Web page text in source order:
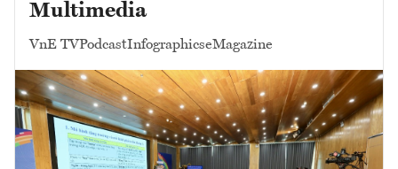
Multimedia
VnE TVPodcastInfographicseMagazine